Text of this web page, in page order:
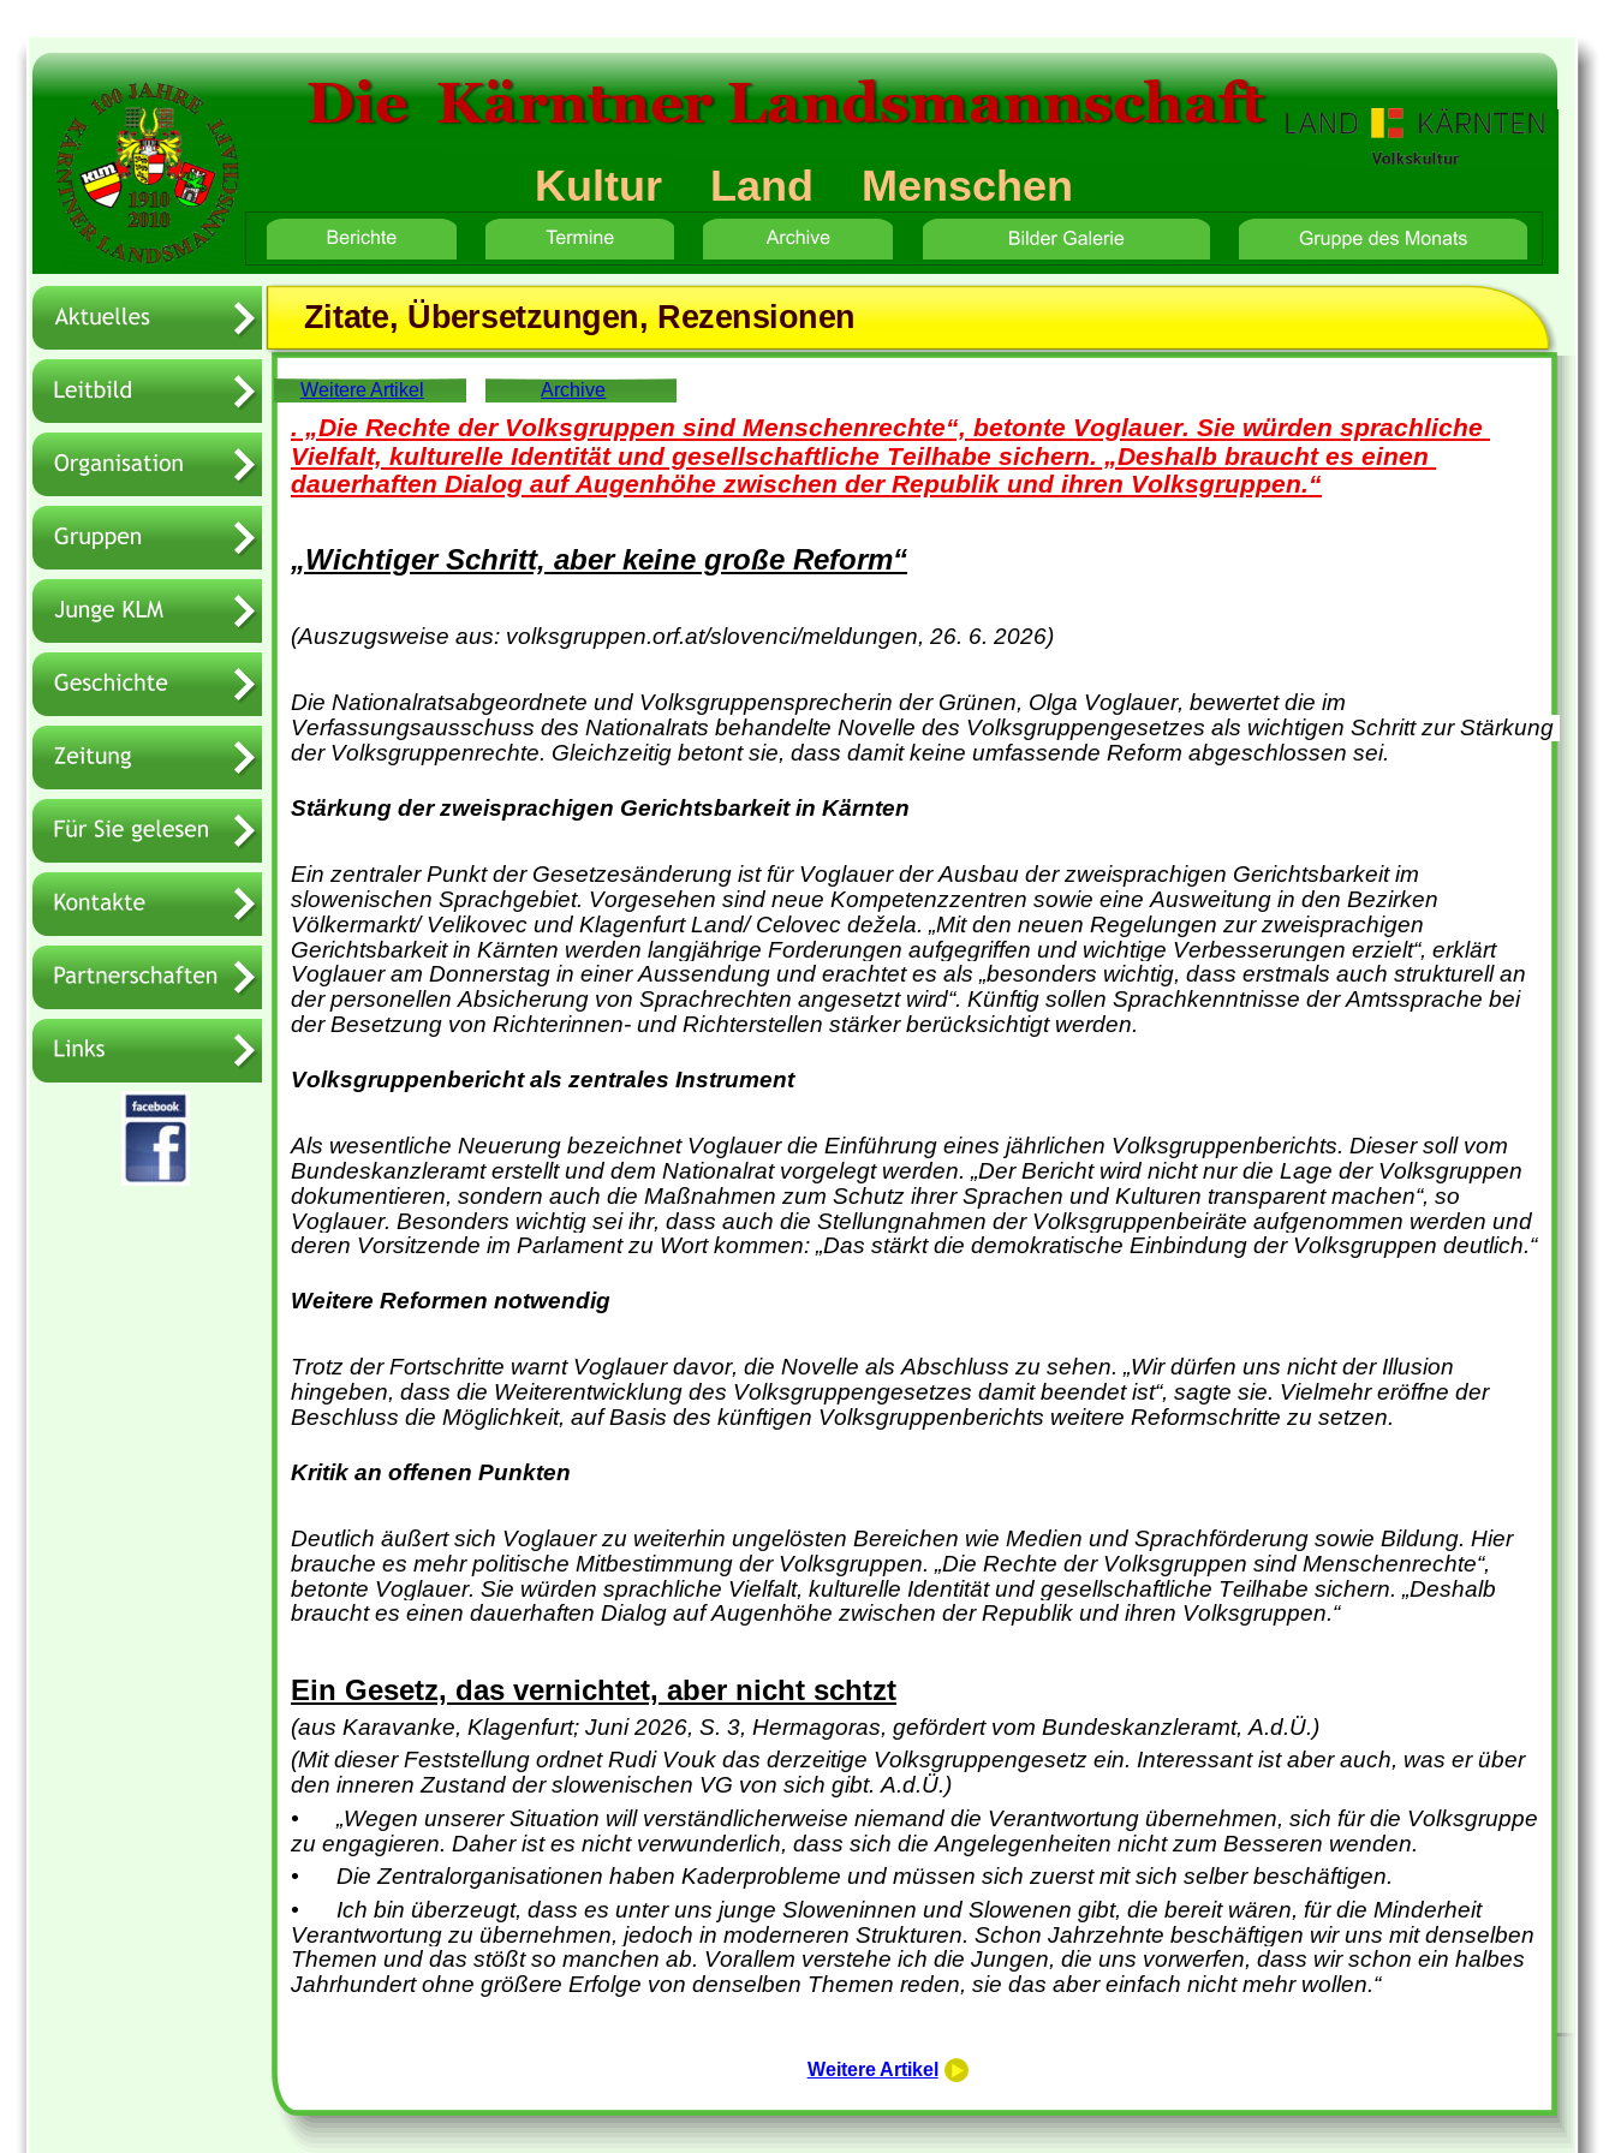
Home Button-Text 2 Button-Text 5 Gruppe des Monats Bilder Galerie
Kultur    Land    Menschen
Die  Kärntner Landsmannschaft
Zitate, Übersetzungen, Rezensionen
Weitere Artikel Archive
. „Die Rechte der Volksgruppen sind Menschenrechte“, betonte Voglauer. Sie würden sprachliche
Vielfalt, kulturelle Identität und gesellschaftliche Teilhabe sichern. „Deshalb braucht es einen
dauerhaften Dialog auf Augenhöhe zwischen der Republik und ihren Volksgruppen.“
„Wichtiger Schritt, aber keine große Reform“
(Auszugsweise aus: volksgruppen.orf.at/slovenci/meldungen, 26. 6. 2026)
Die Nationalratsabgeordnete und Volksgruppensprecherin der Grünen, Olga Voglauer, bewertet die im
Verfassungsausschuss des Nationalrats behandelte Novelle des Volksgruppengesetzes als wichtigen Schritt zur Stärkung
der Volksgruppenrechte. Gleichzeitig betont sie, dass damit keine umfassende Reform abgeschlossen sei.
Stärkung der zweisprachigen Gerichtsbarkeit in Kärnten
Ein zentraler Punkt der Gesetzesänderung ist für Voglauer der Ausbau der zweisprachigen Gerichtsbarkeit im
slowenischen Sprachgebiet. Vorgesehen sind neue Kompetenzzentren sowie eine Ausweitung in den Bezirken
Völkermarkt/ Velikovec und Klagenfurt Land/ Celovec dežela. „Mit den neuen Regelungen zur zweisprachigen
Gerichtsbarkeit in Kärnten werden langjährige Forderungen aufgegriffen und wichtige Verbesserungen erzielt“, erklärt
Voglauer am Donnerstag in einer Aussendung und erachtet es als „besonders wichtig, dass erstmals auch strukturell an
der personellen Absicherung von Sprachrechten angesetzt wird“. Künftig sollen Sprachkenntnisse der Amtssprache bei
der Besetzung von Richterinnen- und Richterstellen stärker berücksichtigt werden.
Volksgruppenbericht als zentrales Instrument
Als wesentliche Neuerung bezeichnet Voglauer die Einführung eines jährlichen Volksgruppenberichts. Dieser soll vom
Bundeskanzleramt erstellt und dem Nationalrat vorgelegt werden. „Der Bericht wird nicht nur die Lage der Volksgruppen
dokumentieren, sondern auch die Maßnahmen zum Schutz ihrer Sprachen und Kulturen transparent machen“, so
Voglauer. Besonders wichtig sei ihr, dass auch die Stellungnahmen der Volksgruppenbeiräte aufgenommen werden und
deren Vorsitzende im Parlament zu Wort kommen: „Das stärkt die demokratische Einbindung der Volksgruppen deutlich.“
Weitere Reformen notwendig
Trotz der Fortschritte warnt Voglauer davor, die Novelle als Abschluss zu sehen. „Wir dürfen uns nicht der Illusion
hingeben, dass die Weiterentwicklung des Volksgruppengesetzes damit beendet ist“, sagte sie. Vielmehr eröffne der
Beschluss die Möglichkeit, auf Basis des künftigen Volksgruppenberichts weitere Reformschritte zu setzen.
Kritik an offenen Punkten
Deutlich äußert sich Voglauer zu weiterhin ungelösten Bereichen wie Medien und Sprachförderung sowie Bildung. Hier
brauche es mehr politische Mitbestimmung der Volksgruppen. „Die Rechte der Volksgruppen sind Menschenrechte“,
betonte Voglauer. Sie würden sprachliche Vielfalt, kulturelle Identität und gesellschaftliche Teilhabe sichern. „Deshalb
braucht es einen dauerhaften Dialog auf Augenhöhe zwischen der Republik und ihren Volksgruppen.“
Ein Gesetz, das vernichtet, aber nicht schtzt
(aus Karavanke, Klagenfurt; Juni 2026, S. 3, Hermagoras, gefördert vom Bundeskanzleramt, A.d.Ü.)
(Mit dieser Feststellung ordnet Rudi Vouk das derzeitige Volksgruppengesetz ein. Interessant ist aber auch, was er über
den inneren Zustand der slowenischen VG von sich gibt. A.d.Ü.)
•
„Wegen unserer Situation will verständlicherweise niemand die Verantwortung übernehmen, sich für die Volksgruppe
zu engagieren. Daher ist es nicht verwunderlich, dass sich die Angelegenheiten nicht zum Besseren wenden.
•
Die Zentralorganisationen haben Kaderprobleme und müssen sich zuerst mit sich selber beschäftigen.
•
Ich bin überzeugt, dass es unter uns junge Sloweninnen und Slowenen gibt, die bereit wären, für die Minderheit
Verantwortung zu übernehmen, jedoch in moderneren Strukturen. Schon Jahrzehnte beschäftigen wir uns mit denselben
Themen und das stößt so manchen ab. Vorallem verstehe ich die Jungen, die uns vorwerfen, dass wir schon ein halbes
Jahrhundert ohne größere Erfolge von denselben Themen reden, sie das aber einfach nicht mehr wollen.“
Weitere Artikel